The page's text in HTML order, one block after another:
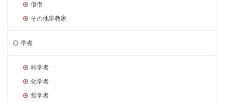
僧侶
その他宗教家
学者
科学者
化学者
哲学者